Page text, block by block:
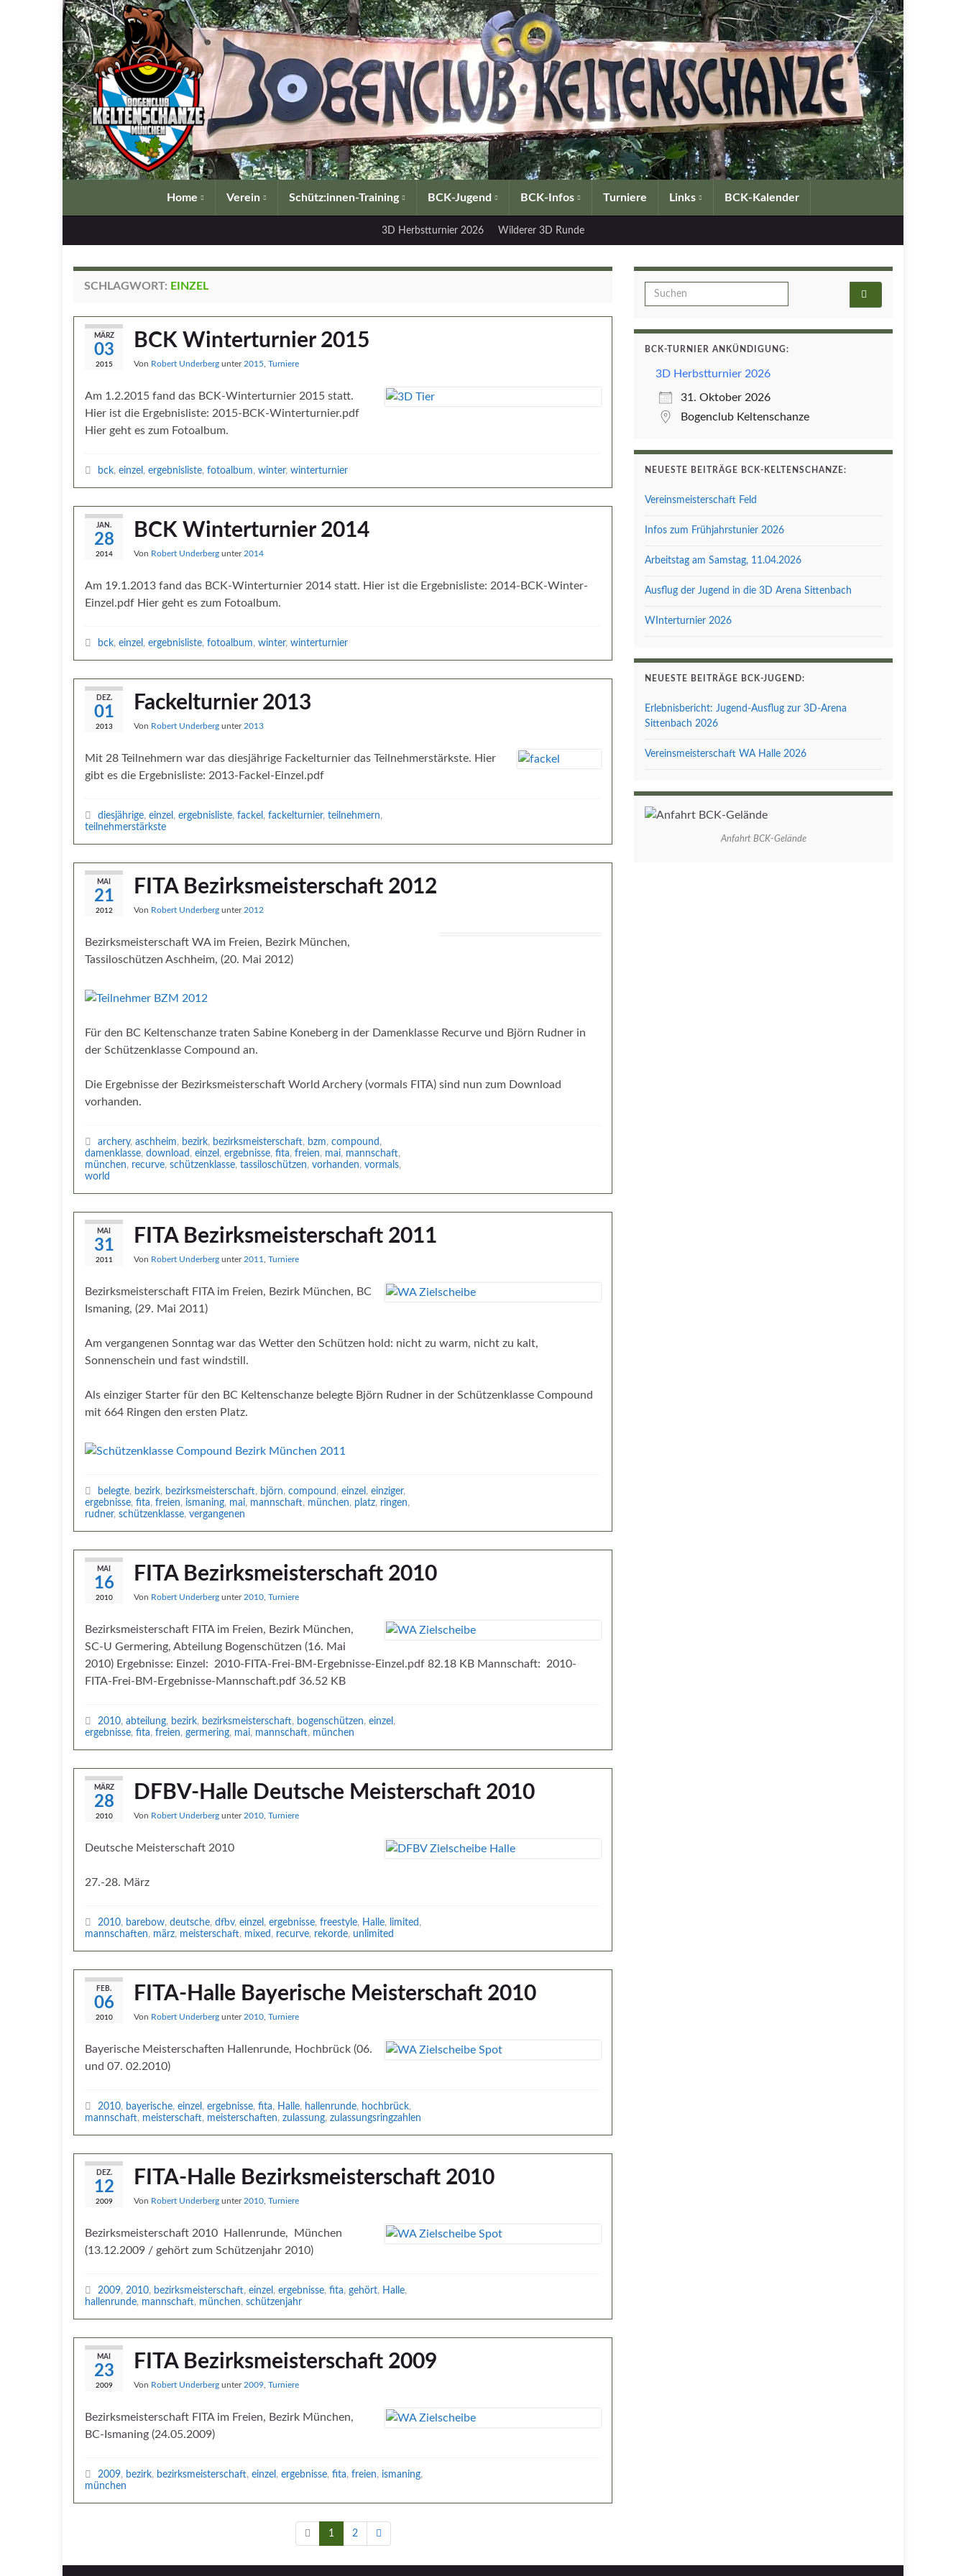
Home Verein Schütz:innen-Training BCK-Jugend BCK-Infos Turniere Links BCK-Kalender
3D Herbstturnier 2026 Wilderer 3D Runde
SCHLAGWORT: EINZEL
MÄRZ
03
2015
BCK Winterturnier 2015
Von Robert Underberg unter 2015 Turniere
Am 1.2.2015 fand das BCK-Winterturnier 2015 statt.
Hier ist die Ergebnisliste: 2015-BCK-Winterturnier.pdf
Hier geht es zum Fotoalbum.
bck, einzel , ergebnisliste, fotoalbum, winter, winterturnier
JAN.
28
2014
BCK Winterturnier 2014
Von Robert Underberg unter 2014
Am 19.1.2013 fand das BCK-Winterturnier 2014 statt. Hier ist die Ergebnisliste: 2014-BCK-Winter-
Einzel.pdf Hier geht es zum Fotoalbum.
bck, einzel , ergebnisliste, fotoalbum, winter, winterturnier
DEZ.
01
2013
Fackelturnier 2013
Von Robert Underberg unter 2013
Mit 28 Teilnehmern war das diesjährige Fackelturnier das Teilnehmerstärkste. Hier
gibt es die Ergebnisliste: 2013-Fackel-Einzel.pdf
diesjährige, einzel , ergebnisliste, fackel , fackelturnier, teilnehmern,
teilnehmerstärkste
MAI
21
2012
FITA Bezirksmeisterschaft 2012
Von Robert Underberg unter 2012
Bezirksmeisterschaft WA im Freien, Bezirk München,
Tassiloschützen Aschheim, (20. Mai 2012)
Für den BC Keltenschanze traten Sabine Koneberg in der Damenklasse Recurve und Björn Rudner in
der Schützenklasse Compound an.
Die Ergebnisse der Bezirksmeisterschaft World Archery (vormals FITA) sind nun zum Download
vorhanden.
archery, aschheim, bezirk, bezirksmeisterschaft, bzm, compound ,
damenklasse, download , einzel , ergebnisse, fita, freien, mai, mannschaft,
münchen, recurve, schützenklasse, tassiloschützen, vorhanden, vormals,
world
MAI
31
2011
FITA Bezirksmeisterschaft 2011
Von Robert Underberg unter 2011 Turniere
Bezirksmeisterschaft FITA im Freien, Bezirk München, BC
Ismaning, (29. Mai 2011)
Am vergangenen Sonntag war das Wetter den Schützen hold: nicht zu warm, nicht zu kalt,
Sonnenschein und fast windstill.
Als einziger Starter für den BC Keltenschanze belegte Björn Rudner in der Schützenklasse Compound
mit 664 Ringen den ersten Platz.
belegte, bezirk, bezirksmeisterschaft, björn, compound , einzel , einziger,
ergebnisse, fita, freien, ismaning, mai, mannschaft, münchen, platz, ringen,
rudner, schützenklasse, vergangenen
MAI
16
2010
FITA Bezirksmeisterschaft 2010
Von Robert Underberg unter 2010 Turniere
Bezirksmeisterschaft FITA im Freien, Bezirk München,
SC-U Germering, Abteilung Bogenschützen (16. Mai
2010) Ergebnisse: Einzel: 2010-FITA-Frei-BM-Ergebnisse-Einzel.pdf 82.18 KB Mannschaft: 2010-
FITA-Frei-BM-Ergebnisse-Mannschaft.pdf 36.52 KB
2010, abteilung, bezirk, bezirksmeisterschaft, bogenschützen, einzel ,
ergebnisse, fita, freien, germering, mai, mannschaft, münchen
MÄRZ
28
2010
DFBV-Halle Deutsche Meisterschaft 2010
Von Robert Underberg unter 2010 Turniere
Deutsche Meisterschaft 2010
27.-28. März
2010, barebow, deutsche, dfbv, einzel , ergebnisse, freestyle, Halle, limited ,
mannschaften, märz, meisterschaft, mixed , recurve, rekorde, unlimited
FEB.
06
2010
FITA-Halle Bayerische Meisterschaft 2010
Von Robert Underberg unter 2010 Turniere
Bayerische Meisterschaften Hallenrunde, Hochbrück (06.
und 07. 02.2010)
2010, bayerische, einzel , ergebnisse, fita, Halle, hallenrunde, hochbrück,
mannschaft, meisterschaft, meisterschaften, zulassung, zulassungsringzahlen
DEZ.
12
2009
FITA-Halle Bezirksmeisterschaft 2010
Von Robert Underberg unter 2010 Turniere
Bezirksmeisterschaft 2010 Hallenrunde, München
(13.12.2009 / gehört zum Schützenjahr 2010)
2009, 2010, bezirksmeisterschaft, einzel , ergebnisse, fita, gehört, Halle,
hallenrunde, mannschaft, münchen, schützenjahr
MAI
23
2009
FITA Bezirksmeisterschaft 2009
Von Robert Underberg unter 2009 Turniere
Bezirksmeisterschaft FITA im Freien, Bezirk München,
BC-Ismaning (24.05.2009)
2009, bezirk, bezirksmeisterschaft, einzel , ergebnisse, fita, freien, ismaning,
münchen
1 2
Search for:
BCK-TURNIER ANKÜNDIGUNG:
3D Herbstturnier 2026
31. Oktober 2026
Bogenclub Keltenschanze
NEUESTE BEITRÄGE BCK-KELTENSCHANZE:
Vereinsmeisterschaft Feld
Infos zum Frühjahrstunier 2026
Arbeitstag am Samstag, 11.04.2026
Ausflug der Jugend in die 3D Arena Sittenbach
WInterturnier 2026
NEUESTE BEITRÄGE BCK-JUGEND:
Erlebnisbericht: Jugend-Ausflug zur 3D-Arena
Sittenbach 2026
Vereinsmeisterschaft WA Halle 2026
Anfahrt BCK-Gelände